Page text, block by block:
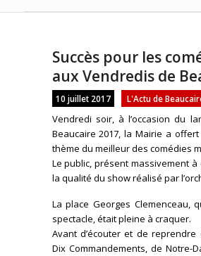
Succès pour les
aux Vendredis de
10 juillet 2017 L'Actu de
Vendredi soir, à l’occasion du
Beaucaire 2017, la Mairie a
thème du meilleur des comédies
Le public, présent massivement
la qualité du show réalisé par
La place Georges Clemenceau,
spectacle, était pleine à craquer.
Avant d’écouter et de
Dix Commandements, de Notre-